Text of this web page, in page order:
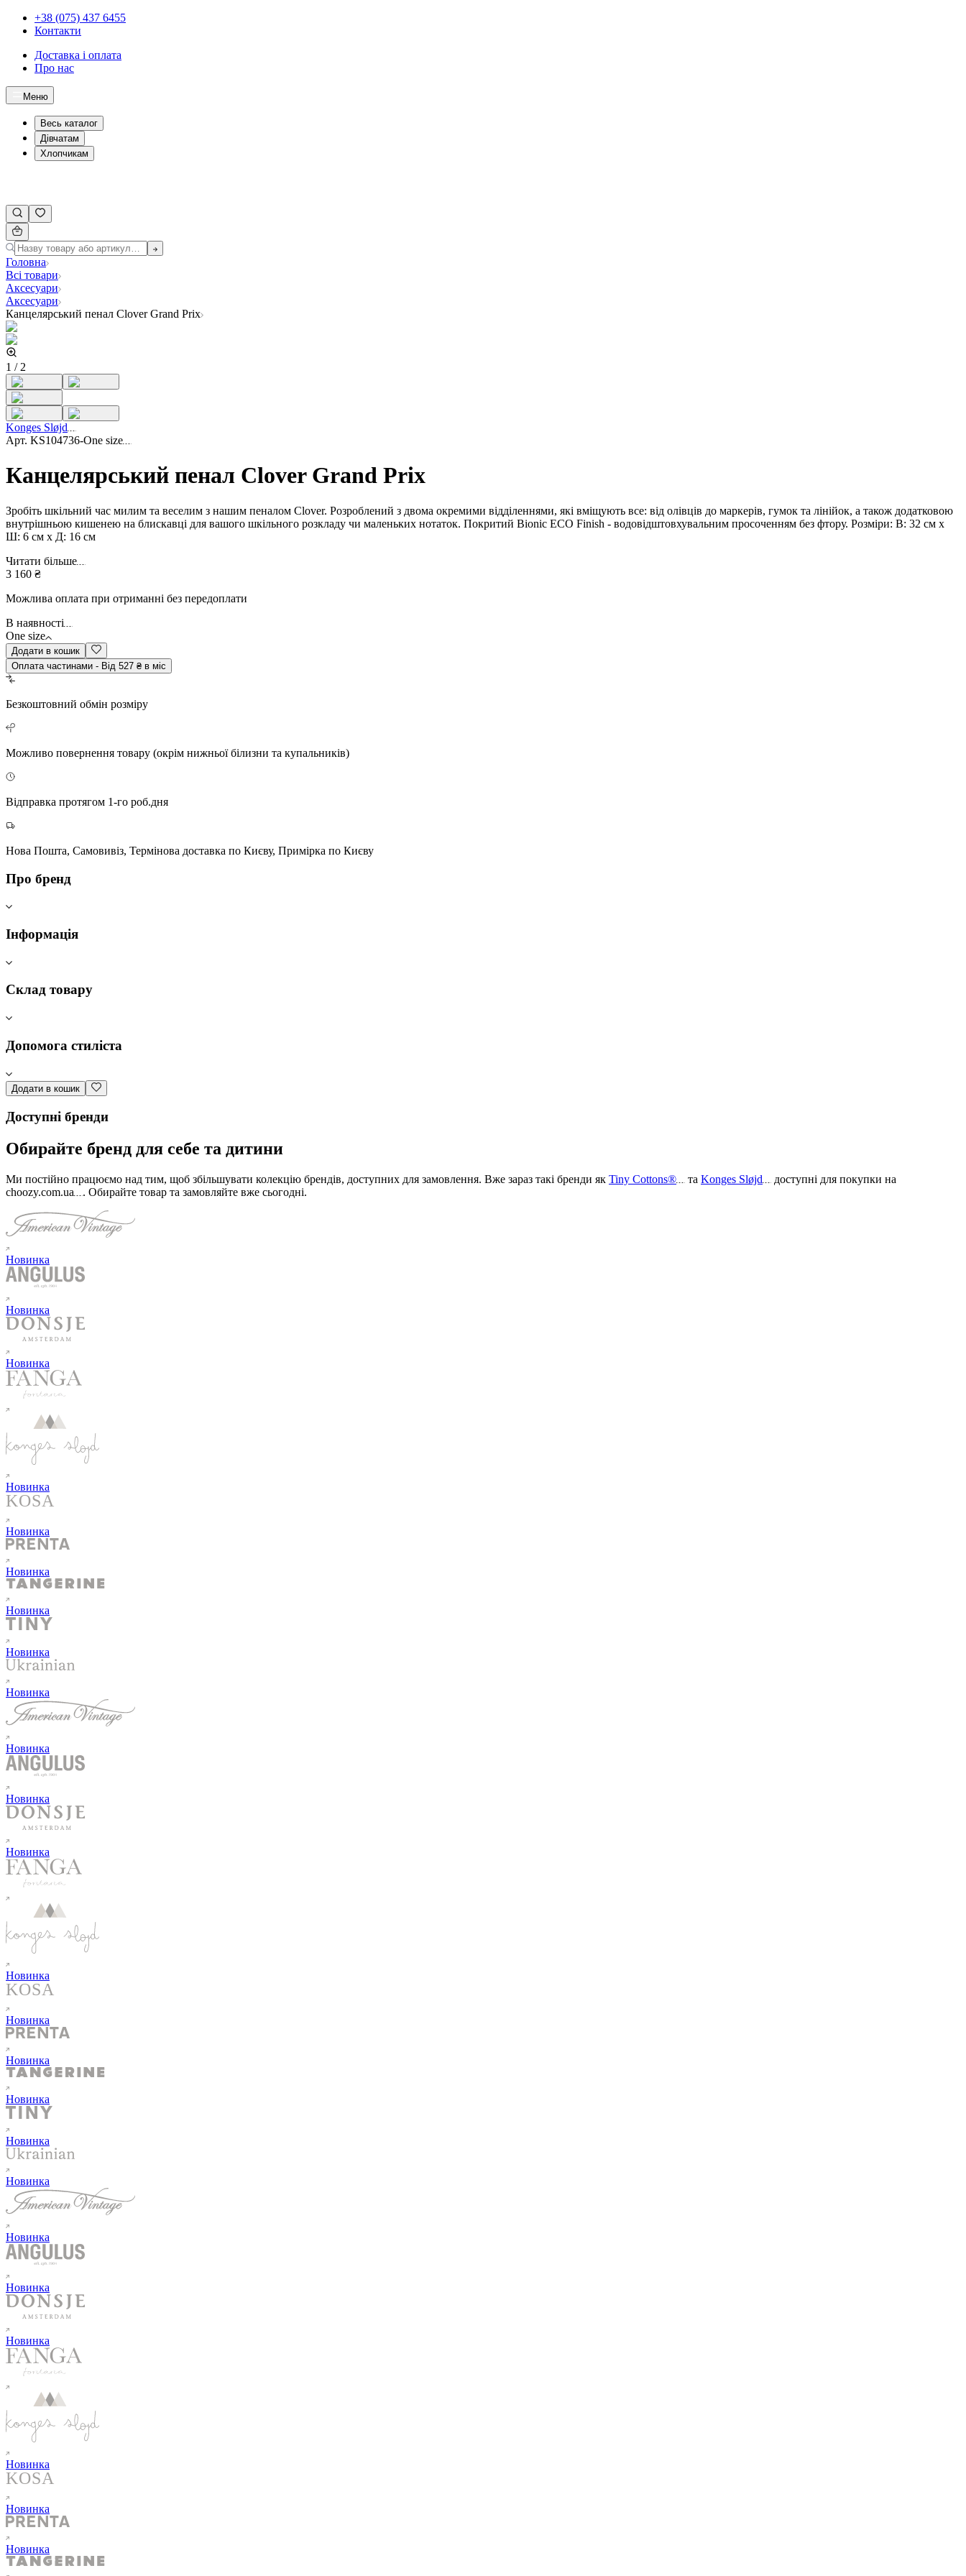
+38 (075) 437 6455
Контакти
Доставка і оплата
Про нас
Меню
Весь каталог
Дівчатам
Хлопчикам
Головна
Всі товари
Аксесуари
Аксесуари
Канцелярський пенал Clover Grand Prix
1 / 2
Konges Sløjd
Арт. KS104736-One size
Канцелярський пенал Clover Grand Prix
Зробіть шкільний час милим та веселим з нашим пеналом Clover. Розроблений з двома окремими відділеннями, які вміщують все: від олівців до маркерів, гумок та лінійок, а також додатковою
внутрішньою кишенею на блискавці для вашого шкільного розкладу чи маленьких нотаток. Покритий Bionic ECO Finish - водовідштовхувальним просоченням без фтору. Розміри: В: 32 см x
Ш: 6 см x Д: 16 см
Читати більше
3 160 ₴
Можлива оплата при отриманні без передоплати
В наявності
One size
Додати в кошик
Оплата частинами - Від 527 ₴ в міс
Безкоштовний обмін розміру
Можливо повернення товару (окрім нижньої білизни та купальників)
Відправка протягом 1-го роб.дня
Нова Пошта, Самовивіз, Термінова доставка по Києву, Примірка по Києву
Про бренд
Інформація
Склад товару
Допомога стиліста
Додати в кошик
Доступні бренди
Обирайте бренд для себе та дитини
Ми постійно працюємо над тим, щоб збільшувати колекцію брендів, доступних для замовлення. Вже зараз такі бренди як Tiny Cottons® та Konges Sløjd
доступні для покупки на
choozy.com.ua
. Обирайте товар та замовляйте вже сьогодні.
Новинка
Новинка
Новинка
Новинка
Новинка
Новинка
Новинка
Новинка
Новинка
Новинка
Новинка
Новинка
Новинка
Новинка
Новинка
Новинка
Новинка
Новинка
Новинка
Новинка
Новинка
Новинка
Новинка
Новинка